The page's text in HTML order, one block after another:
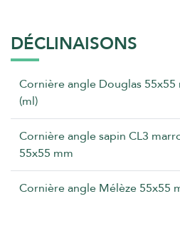
DÉCLINAISONS
Cornière angle Douglas 55x55
(ml)
Cornière angle sapin CL3
55x55 mm
Cornière angle Mélèze 55x55